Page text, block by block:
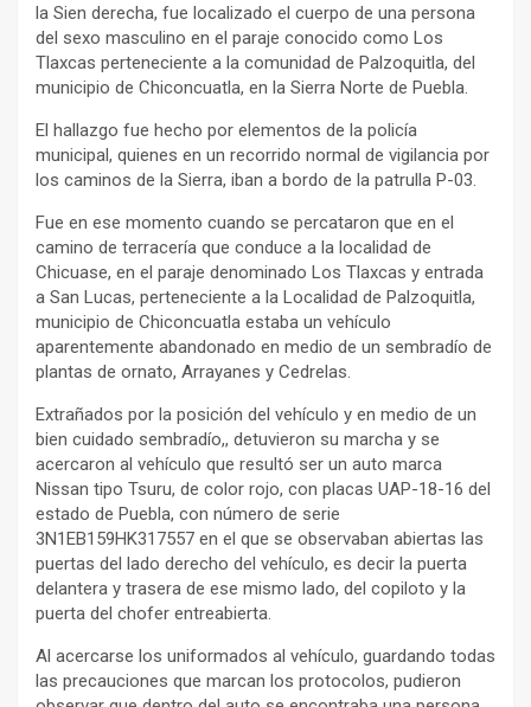
la Sien derecha, fue localizado el cuerpo de una persona
del sexo masculino en el paraje conocido como Los
Tlaxcas perteneciente a la comunidad de Palzoquitla, del
municipio de Chiconcuatla, en la Sierra Norte de Puebla.
El hallazgo fue hecho por elementos de la policía
municipal, quienes en un recorrido normal de vigilancia por
los caminos de la Sierra, iban a bordo de la patrulla P-03.
Fue en ese momento cuando se percataron que en el
camino de terracería que conduce a la localidad de
Chicuase, en el paraje denominado Los Tlaxcas y entrada
a San Lucas, perteneciente a la Localidad de Palzoquitla,
municipio de Chiconcuatla estaba un vehículo
aparentemente abandonado en medio de un sembradío de
plantas de ornato, Arrayanes y Cedrelas.
Extrañados por la posición del vehículo y en medio de un
bien cuidado sembradío,, detuvieron su marcha y se
acercaron al vehículo que resultó ser un auto marca
Nissan tipo Tsuru, de color rojo, con placas UAP-18-16 del
estado de Puebla, con número de serie
3N1EB159HK317557 en el que se observaban abiertas las
puertas del lado derecho del vehículo, es decir la puerta
delantera y trasera de ese mismo lado, del copiloto y la
puerta del chofer entreabierta.
Al acercarse los uniformados al vehículo, guardando todas
las precauciones que marcan los protocolos, pudieron